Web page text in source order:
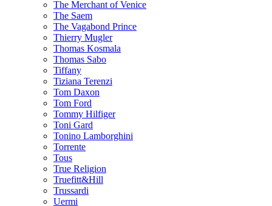
The Merchant of Venice
The Saem
The Vagabond Prince
Thierry Mugler
Thomas Kosmala
Thomas Sabo
Tiffany
Tiziana Terenzi
Tom Daxon
Tom Ford
Tommy Hilfiger
Toni Gard
Tonino Lamborghini
Torrente
Tous
True Religion
Truefitt&Hill
Trussardi
Uermi